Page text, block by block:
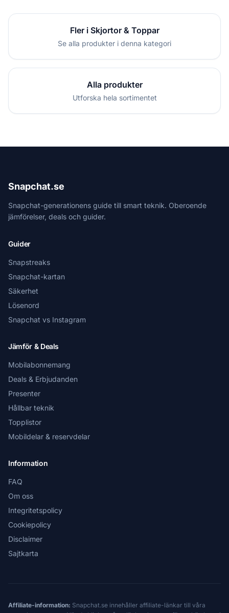
Fler i Skjortor & Toppar
Se alla produkter i denna kategori
Alla produkter
Utforska hela sortimentet
Snapchat.se
Snapchat-generationens guide till smart teknik. Oberoende
jämförelser, deals och guider.
Guider
Snapstreaks
Snapchat-kartan
Säkerhet
Lösenord
Snapchat vs Instagram
Jämför & Deals
Mobilabonnemang
Deals & Erbjudanden
Presenter
Hållbar teknik
Topplistor
Mobildelar & reservdelar
Information
FAQ
Om oss
Integritetspolicy
Cookiepolicy
Disclaimer
Sajtkarta
Affiliate-information: Snapchat.se innehåller affiliate-länkar till våra